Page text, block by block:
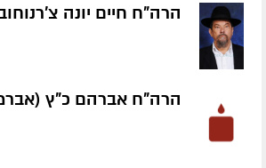
הרה"ח חיים יונה
הרה"ח אברהם כ"ץ